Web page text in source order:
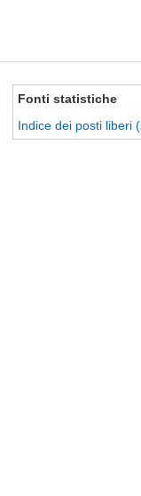
Fonti statistiche
Indice dei posti liberi